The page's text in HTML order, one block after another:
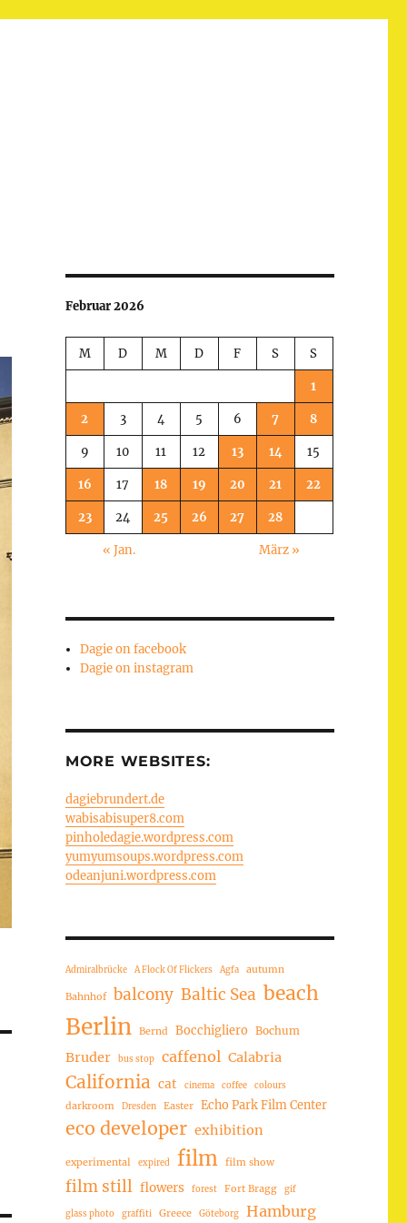
Februar 2026
M D M D F S S
1
2 3 4 5 6 7 8
9 10 11 12 13 14 15
16 17 18 19 20 21 22
23 24 25 26 27 28
« Jan. März »
Dagie on facebook
Dagie on instagram
MORE WEBSITES:
dagiebrundert.de
wabisabisuper8.com
pinholedagie.wordpress.com
yumyumsoups.wordpress.com
odeanjuni.wordpress.com
Admiralbrücke A Flock Of Flickers Agfa autumn
Bahnhof balcony Baltic Sea beach
Berlin Bernd Bocchigliero Bochum
Bruder bus stop caffenol Calabria
California cat cinema coffee colours
darkroom Dresden Easter Echo Park Film Center
eco developer exhibition
experimental expired film film show
film still flowers forest Fort Bragg gif
glass photo graffiti Greece Göteborg Hamburg